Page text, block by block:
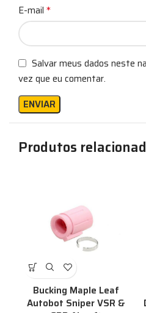
E-mail *
Salvar meus dados neste
vez que eu comentar.
Produtos
Bucking Maple Leaf
Autobot Sniper VSR &